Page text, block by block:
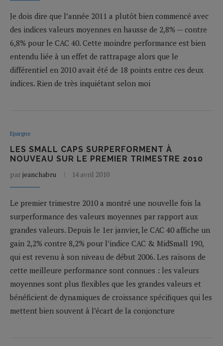
Je dois dire que l’année 2011 a plutôt bien commencé avec
des indices valeurs moyennes en hausse de 2,8% — contre
6,8% pour le CAC 40. Cette moindre performance est bien
entendu liée à un effet de rattrapage alors que le
différentiel en 2010 avait été de 18 points entre ces deux
indices. Rien de très inquiétant selon moi
Epargne
LES SMALL CAPS SURPERFORMENT À
NOUVEAU SUR LE PREMIER TRIMESTRE 2010
parjeanchabru 14 avril 2010
Le premier trimestre 2010 a montré une nouvelle fois la
surperformance des valeurs moyennes par rapport aux
grandes valeurs. Depuis le 1er janvier, le CAC 40 affiche un
gain 2,2% contre 8,2% pour l’indice CAC & MidSmall 190,
qui est revenu à son niveau de début 2006. Les raisons de
cette meilleure performance sont connues : les valeurs
moyennes sont plus flexibles que les grandes valeurs et
bénéficient de dynamiques de croissance spécifiques qui les
mettent bien souvent à l’écart de la conjoncture